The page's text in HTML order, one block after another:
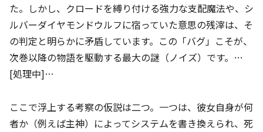
た。しかし、クロードを縛り付ける強力な支配魔法や、シ
ルバーダイヤモンドウルフに宿っていた意思の残滓は、そ
の判定と明らかに矛盾しています。この「バグ」こそが、
次巻以降の物語を駆動する最大の謎（ノイズ）です。…
[処理中]…
ここで浮上する考察の仮説は二つ。一つは、彼女自身が何
者か（例えば主神）によってシステムを書き換えられ、死